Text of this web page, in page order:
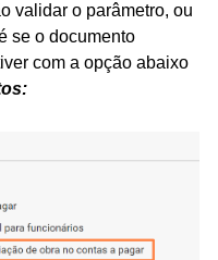
validar o parâmetro, ou
se o documento
com a opção abaixo